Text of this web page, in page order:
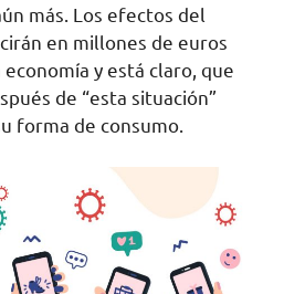
más. Los efectos del
en millones de euros
y está claro, que
de “esta situación”
forma de consumo.